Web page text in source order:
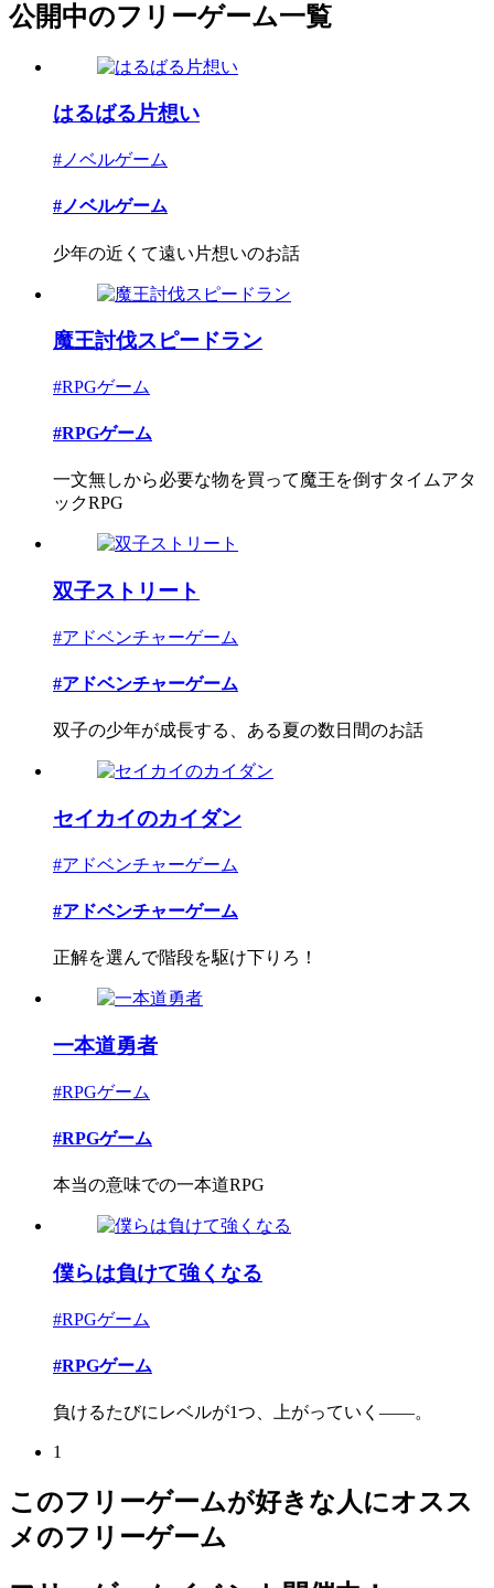
公開中のフリーゲーム一覧
はるばる片想い
#ノベルゲーム
#ノベルゲーム
少年の近くて遠い片想いのお話
魔王討伐スピードラン
#RPGゲーム
#RPGゲーム
一文無しから必要な物を買って魔王を倒すタイムアタ
ックRPG
双子ストリート
#アドベンチャーゲーム
#アドベンチャーゲーム
双子の少年が成長する、ある夏の数日間のお話
セイカイのカイダン
#アドベンチャーゲーム
#アドベンチャーゲーム
正解を選んで階段を駆け下りろ！
一本道勇者
#RPGゲーム
#RPGゲーム
本当の意味での一本道RPG
僕らは負けて強くなる
#RPGゲーム
#RPGゲーム
負けるたびにレベルが1つ、上がっていく――。
1
このフリーゲームが好きな人にオスス
メのフリーゲーム